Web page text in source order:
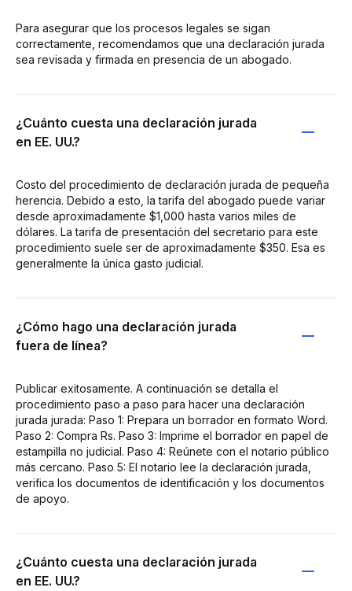
Para asegurar que los procesos legales se sigan
correctamente, recomendamos que una declaración jurada
sea revisada y firmada en presencia de un abogado.
¿Cuánto cuesta una declaración jurada
en EE. UU.?
Costo del procedimiento de declaración jurada de pequeña
herencia. Debido a esto, la tarifa del abogado puede variar
desde aproximadamente $1,000 hasta varios miles de
dólares. La tarifa de presentación del secretario para este
procedimiento suele ser de aproximadamente $350. Esa es
generalmente la única gasto judicial.
¿Cómo hago una declaración jurada
fuera de línea?
Publicar exitosamente. A continuación se detalla el
procedimiento paso a paso para hacer una declaración
jurada jurada: Paso 1: Prepara un borrador en formato Word.
Paso 2: Compra Rs. Paso 3: Imprime el borrador en papel de
estampilla no judicial. Paso 4: Reúnete con el notario público
más cercano. Paso 5: El notario lee la declaración jurada,
verifica los documentos de identificación y los documentos
de apoyo.
¿Cuánto cuesta una declaración jurada
en EE. UU.?